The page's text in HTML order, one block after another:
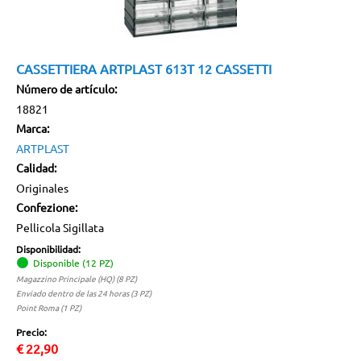
CASSETTIERA ARTPLAST 613T 12 CASSETTI
Número de artículo:
18821
Marca:
ARTPLAST
Calidad:
Originales
Confezione:
Pellicola Sigillata
Disponibilidad:
Disponible (12 PZ)
Magazzino Principale (HQ) (8 PZ)
Enviado dentro de las 24 horas (3 PZ)
Point Roma (1 PZ)
Precio:
€ 22,90